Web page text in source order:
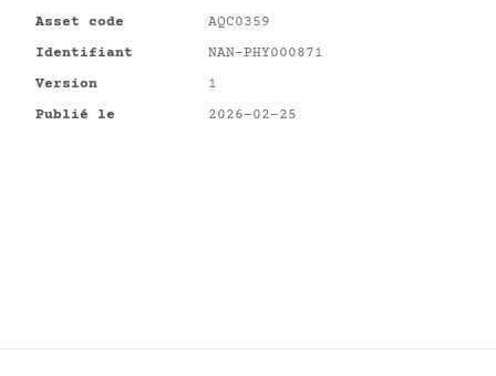
Asset code
AQC0359
Identifiant
NAN-PHY000871
Version
1
Publié le
2026-02-25